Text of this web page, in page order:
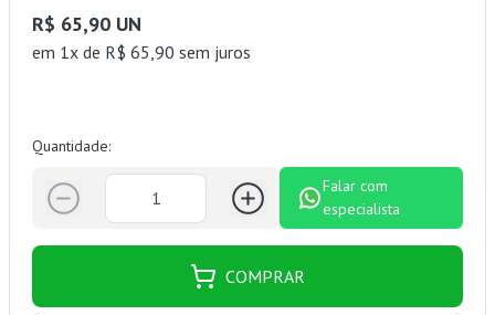
R$ 65,90 UN
em 1x de R$ 65,90 sem juros
Quantidade:
Falar com
especialista
COMPRAR